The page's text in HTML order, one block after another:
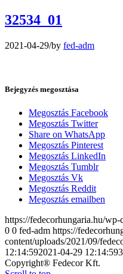
32534_01
2021-04-29/by fed-adm
Bejegyzés megosztása
Megosztás Facebook
Megosztás Twitter
Share on WhatsApp
Megosztás Pinterest
Megosztás LinkedIn
Megosztás Tumblr
Megosztás Vk
Megosztás Reddit
Megosztás emailben
https://fedecorhungaria.hu/
0 0 fed-adm https://
content/uploads/2021/09/
12:14:592021-04-29 12:14:59
Copyright® Fedecor Kft.